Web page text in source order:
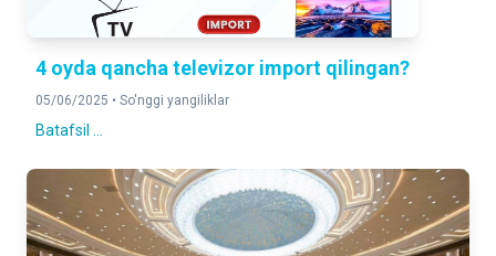
4 oyda qancha televizor import qilingan?
05/06/2025 • So'nggi yangiliklar
Batafsil ...